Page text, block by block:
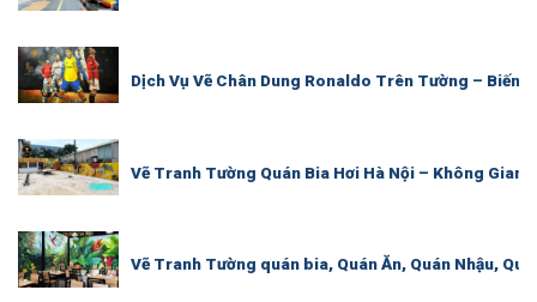
Dịch Vụ Vẽ Chân Dung Ronaldo Trên Tường – Biến
Vẽ Tranh Tường Quán Bia Hơi Hà Nội – Không Gian
Vẽ Tranh Tường quán bia, Quán Ăn, Quán Nhậu,